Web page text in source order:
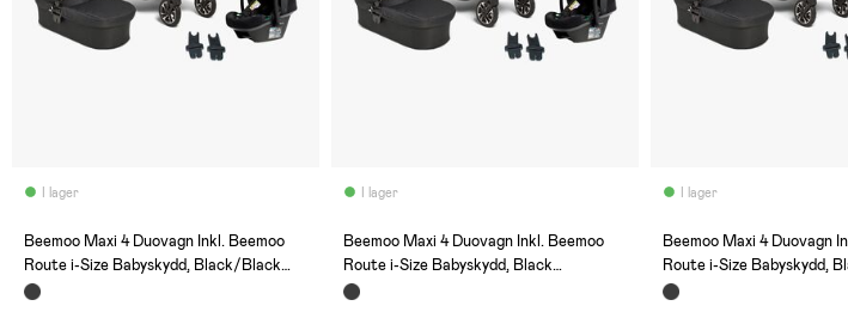
I lager
(0)
Beemoo Maxi 4 Duovagn Inkl. Beemoo
Route i-Size Babyskydd, Black/Black
Stone
I lager
(0)
Beemoo Maxi 4 Duovagn Inkl. Beemoo
Route i-Size Babyskydd, Black
Silver/Black Stone
I lager
(0)
Beemoo Maxi 4 Duovagn
Route i-Size Babyskydd,
Silver/Mineral Grey